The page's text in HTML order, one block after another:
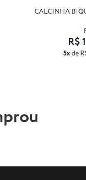
CALCINHA
5xde
R$